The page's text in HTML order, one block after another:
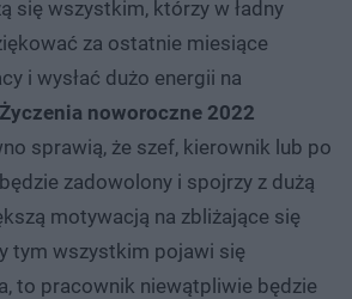
się wszystkim, którzy w ładny
za ostatnie miesiące
i wysłać dużo energii na
Życzenia noworoczne 2022
sprawią, że szef, kierownik lub po
zadowolony i spojrzy z dużą
motywacją na zbliżające się
tym wszystkim pojawi się
to pracownik niewątpliwie będzie